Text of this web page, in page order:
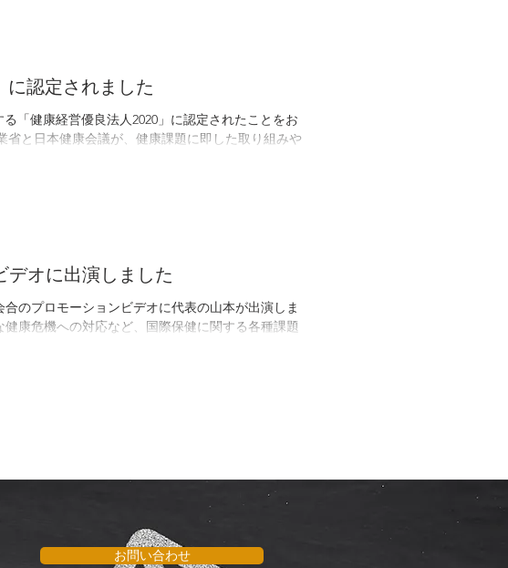
に認定されました
「健康経営優良法人2020」に認定されたことをお
と日本健康会議が、健康課題に即した取り組みや
デオに出演しました
のプロモーションビデオに代表の山本が出演しま
お問い合わせ